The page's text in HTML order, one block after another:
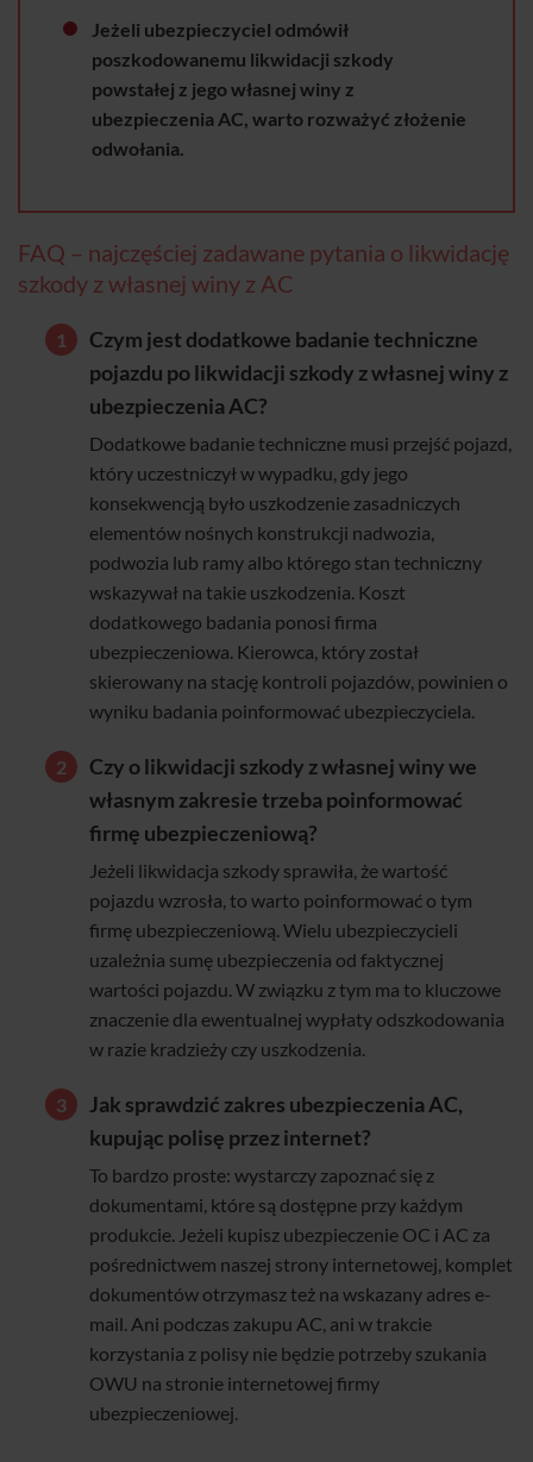
Jeżeli ubezpieczyciel odmówił
poszkodowanemu likwidacji szkody
powstałej z jego własnej winy z
ubezpieczenia AC, warto rozważyć złożenie
odwołania.
FAQ – najczęściej zadawane pytania o likwidację
szkody z własnej winy z AC
Czym jest dodatkowe badanie techniczne
pojazdu po likwidacji szkody z własnej winy z
ubezpieczenia AC?
Dodatkowe badanie techniczne musi przejść pojazd,
który uczestniczył w wypadku, gdy jego
konsekwencją było uszkodzenie zasadniczych
elementów nośnych konstrukcji nadwozia,
podwozia lub ramy albo którego stan techniczny
wskazywał na takie uszkodzenia. Koszt
dodatkowego badania ponosi firma
ubezpieczeniowa. Kierowca, który został
skierowany na stację kontroli pojazdów, powinien o
wyniku badania poinformować ubezpieczyciela.
Czy o likwidacji szkody z własnej winy we
własnym zakresie trzeba poinformować
firmę ubezpieczeniową?
Jeżeli likwidacja szkody sprawiła, że wartość
pojazdu wzrosła, to warto poinformować o tym
firmę ubezpieczeniową. Wielu ubezpieczycieli
uzależnia sumę ubezpieczenia od faktycznej
wartości pojazdu. W związku z tym ma to kluczowe
znaczenie dla ewentualnej wypłaty odszkodowania
w razie kradzieży czy uszkodzenia.
Jak sprawdzić zakres ubezpieczenia AC,
kupując polisę przez internet?
To bardzo proste: wystarczy zapoznać się z
dokumentami, które są dostępne przy każdym
produkcie. Jeżeli kupisz ubezpieczenie OC i AC za
pośrednictwem naszej strony internetowej, komplet
dokumentów otrzymasz też na wskazany adres e-
mail. Ani podczas zakupu AC, ani w trakcie
korzystania z polisy nie będzie potrzeby szukania
OWU na stronie internetowej firmy
ubezpieczeniowej.